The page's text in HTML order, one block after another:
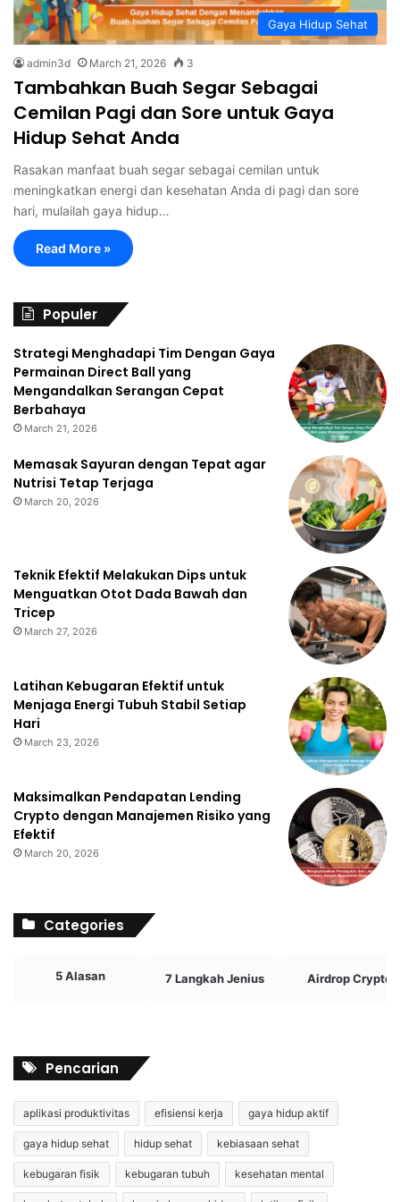
Gaya Hidup Sehat
admin3d March 21, 2026 3
Tambahkan Buah Segar Sebagai
Cemilan Pagi dan Sore untuk Gaya
Hidup Sehat Anda
Rasakan manfaat buah segar sebagai cemilan untuk
meningkatkan energi dan kesehatan Anda di pagi dan sore
hari, mulailah gaya hidup…
Read More »
Populer
Strategi Menghadapi Tim Dengan Gaya
Permainan Direct Ball yang
Mengandalkan Serangan Cepat
Berbahaya
March 21, 2026
Memasak Sayuran dengan Tepat agar
Nutrisi Tetap Terjaga
March 20, 2026
Teknik Efektif Melakukan Dips untuk
Menguatkan Otot Dada Bawah dan
Tricep
March 27, 2026
Latihan Kebugaran Efektif untuk
Menjaga Energi Tubuh Stabil Setiap
Hari
March 23, 2026
Maksimalkan Pendapatan Lending
Crypto dengan Manajemen Risiko yang
Efektif
March 20, 2026
Categories
5 Alasan 7 Langkah Jenius Airdrop Crypto
Pencarian
aplikasi produktivitas efisiensi kerja gaya hidup aktif
gaya hidup sehat hidup sehat kebiasaan sehat
kebugaran fisik kebugaran tubuh kesehatan mental